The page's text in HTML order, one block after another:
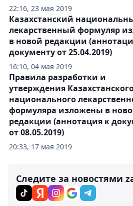
22:16, 23 мая 2019
16:10, 04 мая 2019
Казахстанский
лекарственный формуляр
в новой редакции
документу от 25.04.2019)
20:33, 17 мая 2019
Правила разработки и
утверждения
национального
формуляра изложены в
редакции (аннотация к
от 08.05.2019)
Следите за новостями